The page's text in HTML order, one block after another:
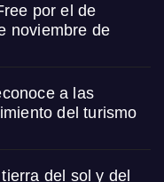
por el de
noviembre de
a las
del turismo
del sol y del